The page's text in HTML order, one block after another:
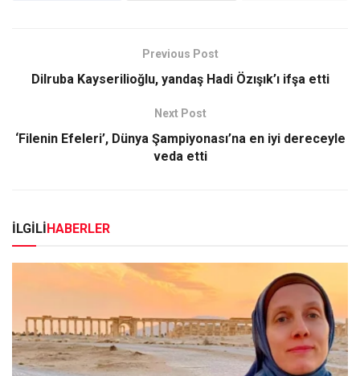
Previous Post
Dilruba Kayserilioğlu, yandaş Hadi Özışık’ı ifşa etti
Next Post
‘Filenin Efeleri’, Dünya Şampiyonası’na en iyi dereceyle
veda etti
İLGİLİHABERLER